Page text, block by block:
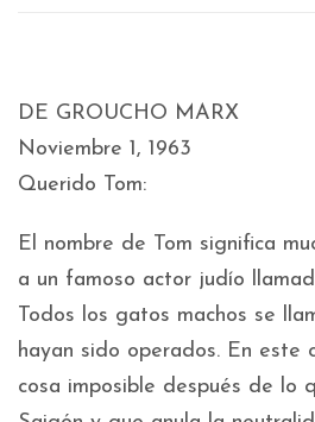
DE GROUCHO MARX
Noviembre 1, 1963
Querido Tom:
El nombre de Tom significa
a un famoso actor judío
Todos los gatos machos se
hayan sido operados. En este
cosa imposible después de lo